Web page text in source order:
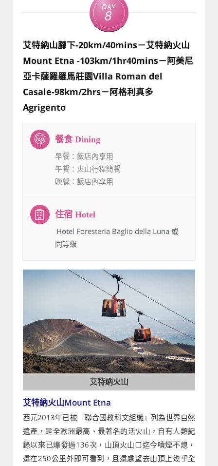
Day
8
艾特納山腳下-20km/40mins－艾特納火山
Mount Etna -103km/1hr40mins－阿美尼
亞卡薩羅羅馬莊園Villa Roman del
Casale-98km/2hrs－阿格利真多
Agrigento
早餐 ：飯店內享用
午餐 ：火山行程簡餐
晚餐 ：飯店內享用
：Hotel Foresteria Baglio della Luna 或
同等級
艾特納火山
艾特納火山Mount Etna
西元2013年已被『聯合國教科文組織』列為世界自然
遺產，是全歐洲最高、最著名的活火山，自有人類紀
錄以來已爆發過136次，山頂火山口迄今噴煙不熄，
遠在250公里外即可看到，且遠處望去山頂上幾乎全